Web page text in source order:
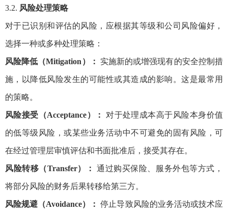
3.2. 风险处理策略
对于已识别和评估的风险，应根据其等级和公司风险偏好，
选择一种或多种处理策略：
风险降低（Mitigation）： 实施新的或增强现有的安全控制措
施，以降低风险发生的可能性或其造成的影响。这是最常用
的策略。
风险接受（Acceptance）： 对于处理成本高于风险本身价值
的低等级风险，或某些业务活动中不可避免的固有风险，可
在经过管理层审慎评估和书面批准后，接受其存在。
风险转移（Transfer）： 通过购买保险、服务外包等方式，
将部分风险的财务后果转移给第三方。
风险规避（Avoidance）： 停止导致风险的业务活动或技术应